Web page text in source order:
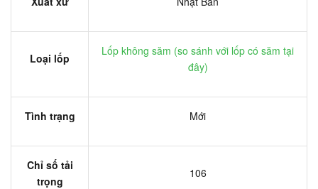
Loại lốp
Lốp không săm (so sánh với lốp có săm tại
đây)
Tình trạng Mới
Chỉ số tải
trọng
106